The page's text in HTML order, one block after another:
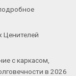
Ценителей
с каркасом,
в 2026